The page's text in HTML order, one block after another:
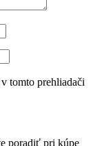
tomto prehliadači
poradiť pri kúpe